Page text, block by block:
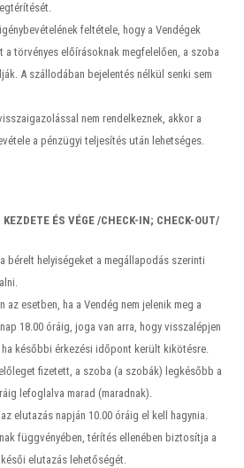
feltétele, hogy a Vendégek
a törvényes előírásoknak megfelelően, a szoba
A szállodában bejelentés nélkül senki sem
nem rendelkeznek, akkor a
a pénzügyi teljesítés után lehetséges.
ÉS VÉGE /CHECK-IN; CHECK-OUT/
bérelt helyiségeket a megállapodás szerinti
az esetben, ha a Vendég nem jelenik meg a
18.00 óráig, joga van arra, hogy visszalépjen
későbbi érkezési időpont került kikötésre.
fizetett, a szoba (a szobák) legkésőbb a
lefoglalva marad (maradnak).
elutazás napján 10.00 óráig el kell hagynia.
függvényében, térítés ellenében biztosítja a
elutazás lehetőségét.